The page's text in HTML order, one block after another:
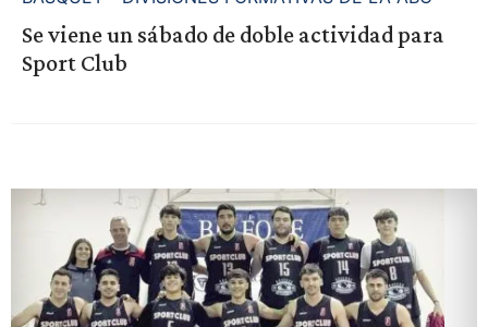
Se viene un sábado de doble actividad para
Sport Club